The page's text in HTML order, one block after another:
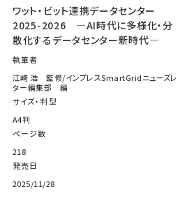
ワット・ビット連携データセンター
2025-2026 ―AI時代に多様化・分
散化するデータセンター新時代―
執筆者
江崎 浩 監修/インプレスSmartGridニューズレ
ター編集部 編
サイズ・判型
A4判
ページ数
218
発売日
2025/11/28